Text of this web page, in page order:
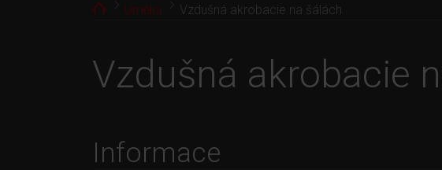
HomeUmělci Vzdušná akrobacie na šálách
Vzdušná akrobacie
Informace